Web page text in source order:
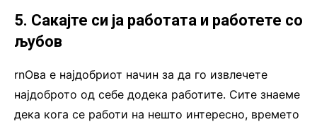
5. Сакајте си ја работата и работете со
љубов
rnОва е најдобриот начин за да го извлечете
најдоброто од себе додека работите. Сите знаеме
дека кога се работи на нешто интересно, времето